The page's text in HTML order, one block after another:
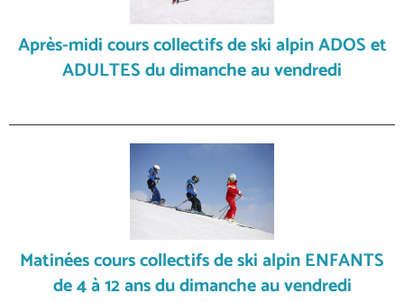
Après-midi cours collectifs de ski alpin ADOS et
ADULTES du dimanche au vendredi
Matinées cours collectifs de ski alpin ENFANTS
de 4 à 12 ans du dimanche au vendredi